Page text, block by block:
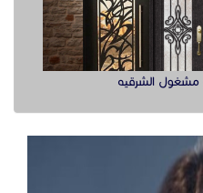
مشغول الشرقيه